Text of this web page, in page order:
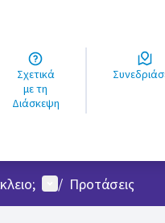
Σχετικά
με τη
Διάσκεψη
Μενού χρήστη
/ Προτάσεις